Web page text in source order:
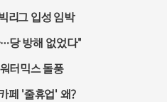
리그 입성 임박
당 방해 없었다"
터믹스 돌풍
페 '줄휴업' 왜?